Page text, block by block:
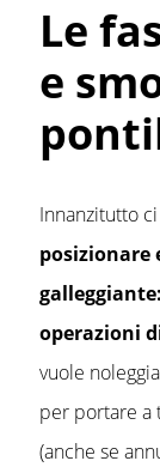
Le
e
Innanzitutto
posizionare
operazioni
vuole
per portare a
(anche se